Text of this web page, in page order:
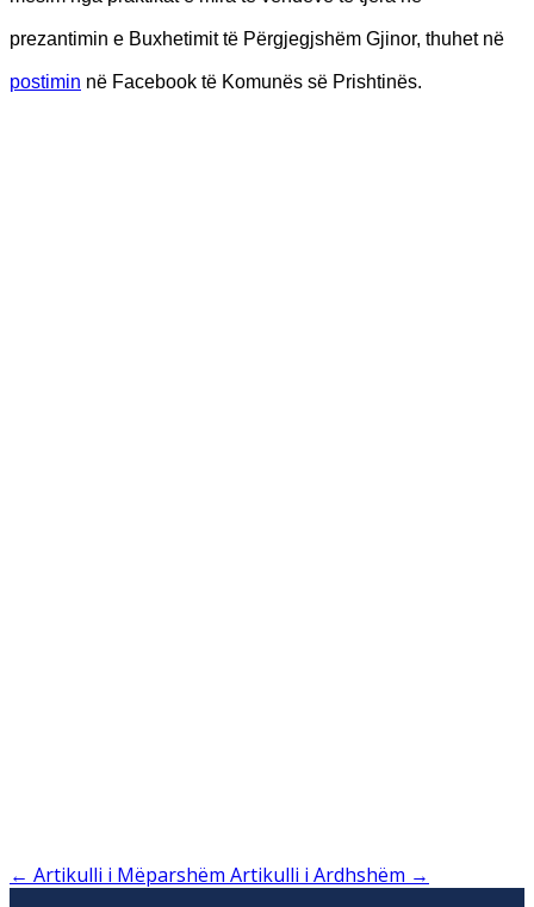
prezantimin e Buxhetimit të Përgjegjshëm Gjinor, thuhet në
postimin në Facebook të Komunës së Prishtinës.
← Artikulli i Mëparshëm Artikulli i Ardhshëm →